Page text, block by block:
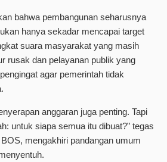
bahwa pembangunan seharusnya
hanya sekadar mencapai target
suara masyarakat yang masih
rusak dan pelayanan publik yang
agar pemerintah tidak
anggaran juga penting. Tapi
untuk siapa semua itu dibuat?” tegas
mengakhiri pandangan umum